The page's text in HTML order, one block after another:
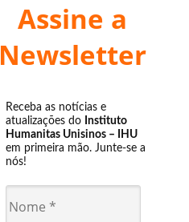
Assine a
Newsletter
Receba as notícias e
atualizações do Instituto
Humanitas Unisinos – IHU
em primeira mão. Junte-se a
nós!